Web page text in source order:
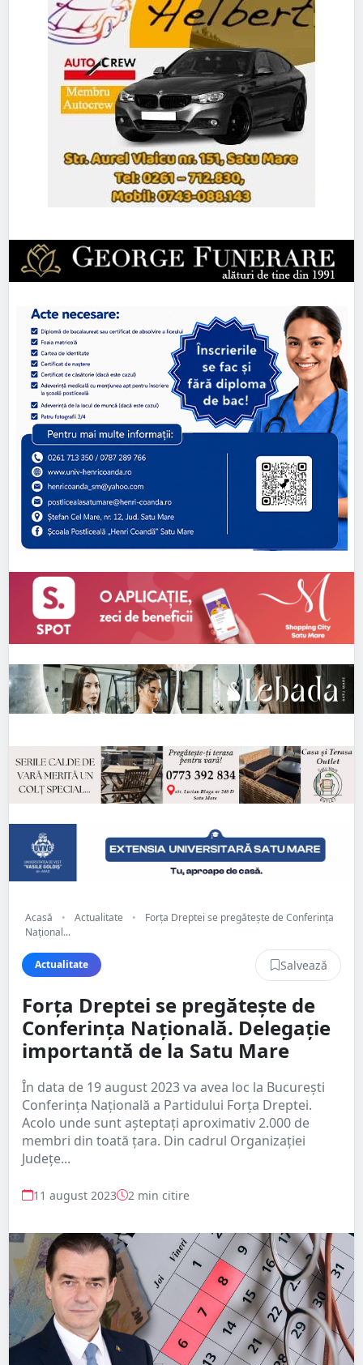
Acasă • Actualitate •
Forța Dreptei se pregătește de Conferința
Național...
Actualitate Salvează
Forța Dreptei se pregătește de
Conferința Națională. Delegație
importantă de la Satu Mare
În data de 19 august 2023 va avea loc la București
Conferința Națională a Partidului Forța Dreptei.
Acolo unde sunt așteptați aproximativ 2.000 de
membri din toată țara. Din cadrul Organizației
Județe...
11 august 2023 2 min citire